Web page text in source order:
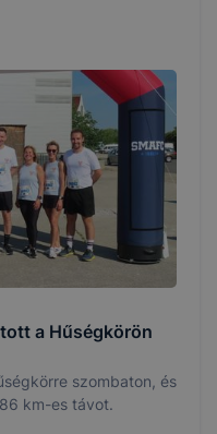
a Hűségkörön
szombaton, és
km-es távot.